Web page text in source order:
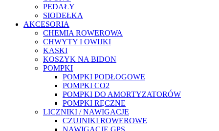
PEDAŁY
SIODEŁKA
AKCESORIA
CHEMIA ROWEROWA
CHWYTY I OWIJKI
KASKI
KOSZYK NA BIDON
POMPKI
POMPKI PODŁOGOWE
POMPKI CO2
POMPKI DO AMORTYZATORÓW
POMPKI RĘCZNE
LICZNIKI / NAWIGACJE
CZUJNIKI ROWEROWE
NAWIGACJE GPS